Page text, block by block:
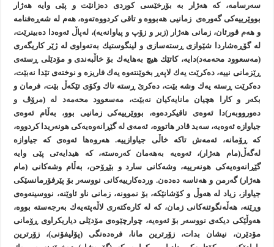
سه‌رسامه‌، كه‌ هه‌ژار به‌ بۆرخێسی كوردی ده‌زانێت و پێی وایه‌ هه‌ژار
بووێرییه‌كی گه‌وره‌ی زمانیی هه‌بووه‌ و تاقی كردووه‌ته‌وه‌، هه‌م له‌ شه‌ڕه‌فنامه‌
و هه‌م قورئان، زمانی هه‌ژار (زبر و زۆپ و پیاوانه‌یه‌)، له‌پاڵ ئه‌وه‌دا ده‌بینرێت،
له‌ گۆڕه‌شاردا شێوازی ڕسته‌سازی و لینگوستیك به‌ته‌واوی له‌ ژێر كاریگه‌ری
(مه‌سعوود محه‌مه‌د)دایه‌، كاتێك هیچ به‌هایه‌ك بۆ خاڵبه‌ندی و مۆدێلی ڕسته‌ی
ڕێزمانی نییه‌، ده‌كرێت یه‌ك لاپه‌ڕ بخوێنته‌وه‌ یه‌ك فاریزه‌ و نوخته‌ی تێدا نه‌بێت،
ده‌كرێت ڕسته‌ یه‌ك وشه‌ بێت، ده‌كرێ ڕسته‌ تاك وكۆی تێكه‌ڵ بێت، فرمان و
بكه‌ر و كارا هچیان مانایه‌كیان نه‌بێت، مه‌سعوود محه‌مه‌د له‌ (مرۆڤ و
ده‌ورووبه‌ر)دا ئه‌وه‌ی تاقیكرده‌وه‌، بووێرییه‌كی زمانیی بوو، به‌ڵام ئه‌وه‌ی
جیاوازه‌ ئه‌وه‌یه‌، سه‌ید قادر هاتووه‌، ئه‌مه‌ی له‌ گێڕانه‌وه‌یه‌كی هونه‌ریدا كردووه‌،
كه‌ ڕۆمانه‌، ئه‌مه‌ش تاكه‌ خاڵی جیاوازییه‌. هه‌روه‌ها ئه‌وه‌ی كه‌ جیاوازه‌
له‌گه‌ڵ(مام هه‌ژار)، ئه‌وه‌یه‌ به‌هه‌مان كه‌ره‌سته‌، كه‌ هیدایه‌تی پێی وایه‌
گێڕانه‌وه‌یه‌كی هونه‌رییه‌، وشه‌كانی سارد و بێڕۆحن، به‌ڵام وشه‌كانی (مام
هه‌ژار) گه‌رمن و هه‌ناسه‌ ده‌ده‌ن. ورده‌كارییه‌كانی نووسه‌ر بۆ پێرفۆرمانسێكی
جیاواز، زیاد له‌ هه‌وڵ و كۆشانێكه‌، بۆ نموونه‌، زمانی ناو ئاوێنه‌، نووسینه‌وه‌ی
وڕێنه‌، هه‌ڵه‌نگوتنه‌كانی زمان، كه‌ له‌ كاره‌كته‌ری لاڵه‌پته‌یه‌ك به‌رجه‌سته‌ بووه‌،
هه‌وڵێكی دیكه‌ی نووسه‌ر بۆ ئه‌وه‌یه‌، چوارچێوه‌ی مۆدێلی دیاریكراوی ڕۆمانی
مۆدێرن، نیشان بدات، زۆرترین مانا، فره‌ده‌نگی (پۆلیفۆنی)، زۆرترین